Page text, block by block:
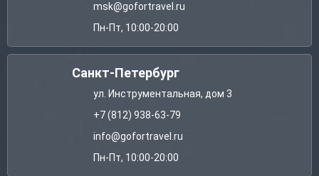
msk@gofortravel.ru
Пн-Пт, 10:00-20:00
Санкт-Петербург
ул. Инструментальная, дом 3
+7 (812) 938-63-79
info@gofortravel.ru
Пн-Пт, 10:00-20:00